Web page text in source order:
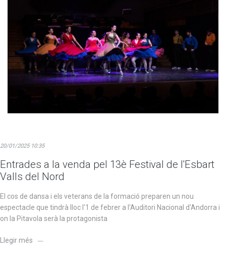
20/01/2025 10:35
Entrades a la venda pel 13è Festival de l'Esbart
Valls del Nord
El cos de dansa i els veterans de la formació preparen un nou
espectacle que tindrà lloc l'1 de febrer a l'Auditori Nacional d'Andorra i
on la Pitavola serà la protagonista
Llegir més